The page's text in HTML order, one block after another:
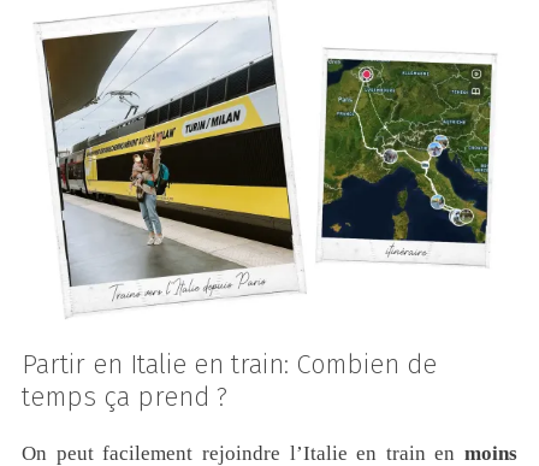
Partir en Italie en train: Combien de
temps ça prend ?
On peut facilement rejoindre l’Italie en train enmoins